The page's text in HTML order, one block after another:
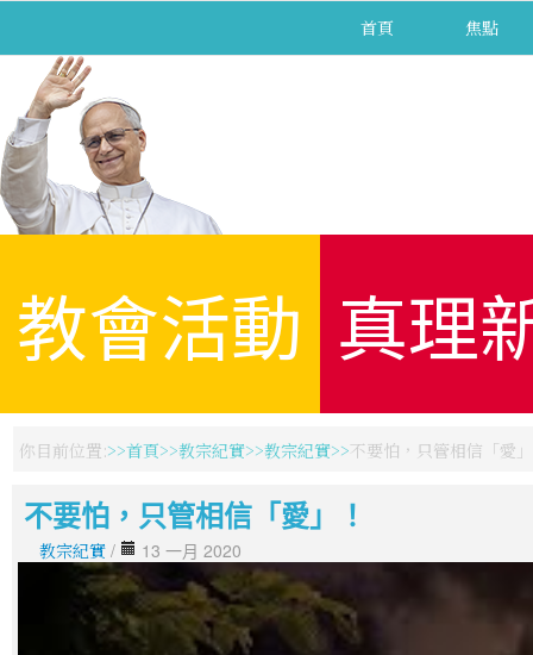
首頁 焦點
教會活動 真理
你目前位置: 首頁 教宗紀實 教宗紀實 不要怕，只管相信「愛
不要怕，只管相信「愛」！
教宗紀實 / 13 一月 2020